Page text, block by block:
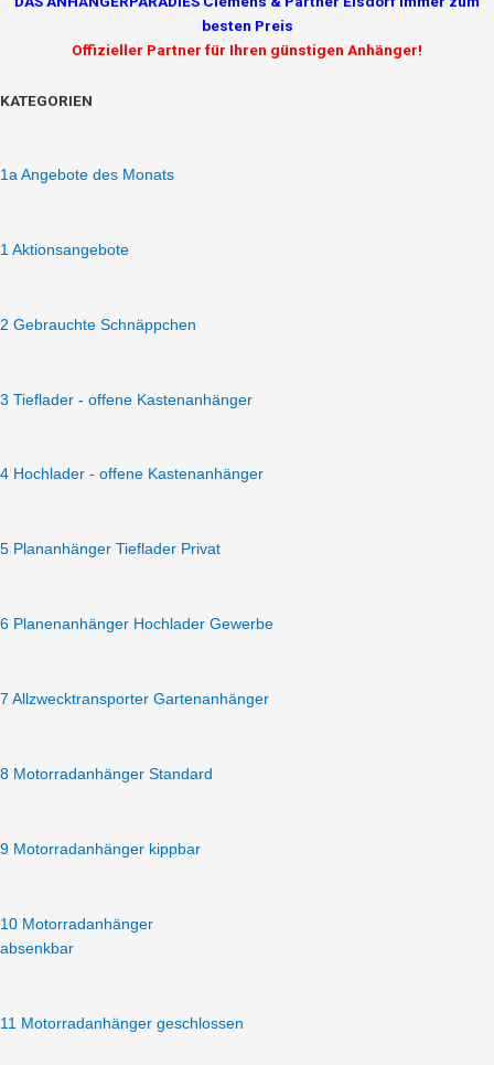
besten Preis
Offizieller Partner für Ihren günstigen Anhänger!
KATEGORIEN
1a Angebote des Monats
1 Aktionsangebote
2 Gebrauchte Schnäppchen
3 Tieflader - offene Kastenanhänger
4 Hochlader - offene Kastenanhänger
5 Plananhänger Tieflader Privat
6 Planenanhänger Hochlader Gewerbe
7 Allzwecktransporter Gartenanhänger
8 Motorradanhänger Standard
9 Motorradanhänger kippbar
10 Motorradanhänger
absenkbar
11 Motorradanhänger geschlossen
wm
(TK)
2740/180
bis
100
Menge